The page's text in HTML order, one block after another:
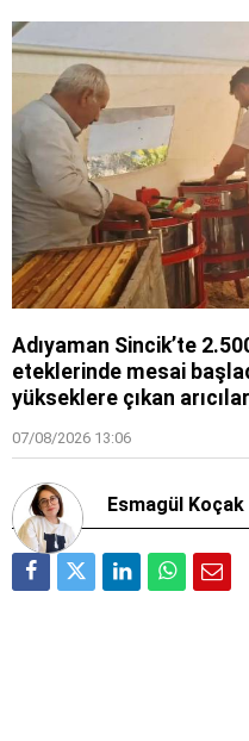
Adıyaman Sincik’te
eteklerinde mesai
yükseklere çıkan
07/08/2026 13:06
Esmagül Koçak